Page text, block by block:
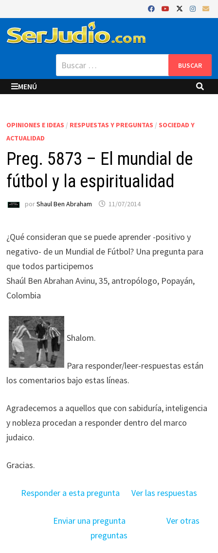
al
contenido
Buscar:
MENÚ
OPINIONES E IDEAS / RESPUESTAS Y PREGUNTAS / SOCIEDAD Y
ACTUALIDAD
Preg. 5873 – El mundial de
fútbol y la espiritualidad
porShaul Ben Abraham 11/07/2014
¿Qué consideran que se puede aprender -positivo y
negativo- de un Mundial de Fútbol? Una pregunta para
que todos participemos
Shaúl Ben Abrahan Avinu, 35, antropólogo, Popayán,
Colombia
Shalom.
Para responder/leer-respuestas están
los comentarios bajo estas líneas.
Agradecemos a aquellos que con sabiduría, inteligencia
y nobleza procedan a responder dentro del marco
judaico.
Gracias.
Responder a esta pregunta Ver las respuestas
Enviar una pregunta
Ver otras
preguntas